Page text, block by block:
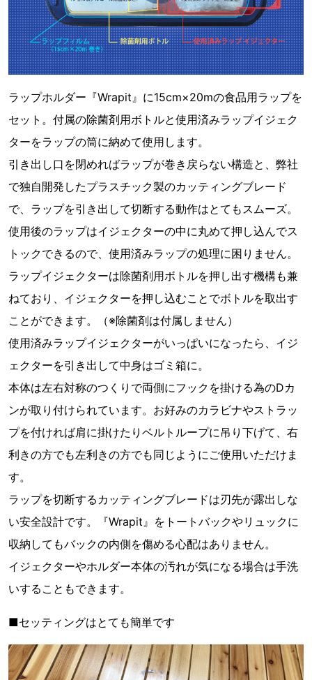
ラップホルダー『Wrapit』に15cm×20mの食品用ラップを
セット。付属の除菌剤用ボトルと使用済みラップイジェク
ターをラップの筒に納めて使用します。
引き出し口を閉めればラップが巻き戻らない構造と、弊社
で独自開発したプラスチック製のカッティングブレード
で、ラップを引き出して切断する動作はとてもスムーズ。
使用後のラップはイジェクターの中に丸めて押し込んでス
トックできるので、使用済みラップの処理に困りません。
ラップイジェクターは除菌剤用ボトルを押し出す機構も兼
ねており、イジェクターを押し込むことでボトルを取出す
ことができます。（※除菌剤は付属しません）
使用済みラップイジェクターがいっぱいになったら、イジ
ェクターを引き出して中身はゴミ箱に。
本体は左右対称のつくりで両側にフックを掛ける為のDカ
ンが取り付けられています。お好みのカラビナやストラッ
プを付ければ肩に掛けたりベルトループに吊り下げて、右
利きの方でも左利きの方でも同じようにご使用いただけま
す。
ラップを切断するカッティングブレードは刃先が露出しな
い安全設計です。『Wrapit』をトートバックやリュックに
収納してもバックの内側を傷める心配はありません。
イジェクターやホルダー本体の汚れが気になる場合は手洗
いすることもできます。
■セッティングはとても簡単です